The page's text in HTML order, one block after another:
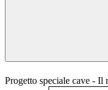
Progetto speciale cave - Il